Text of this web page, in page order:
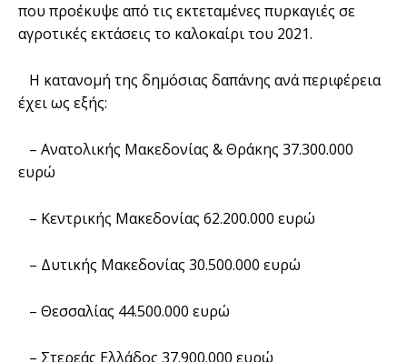
που προέκυψε από τις εκτεταμένες πυρκαγιές σε
αγροτικές εκτάσεις το καλοκαίρι του 2021.
Η κατανομή της δημόσιας δαπάνης ανά περιφέρεια
έχει ως εξής:
– Ανατολικής Μακεδονίας & Θράκης 37.300.000
ευρώ
– Κεντρικής Μακεδονίας 62.200.000 ευρώ
– Δυτικής Μακεδονίας 30.500.000 ευρώ
– Θεσσαλίας 44.500.000 ευρώ
– Στερεάς Ελλάδος 37.900.000 ευρώ